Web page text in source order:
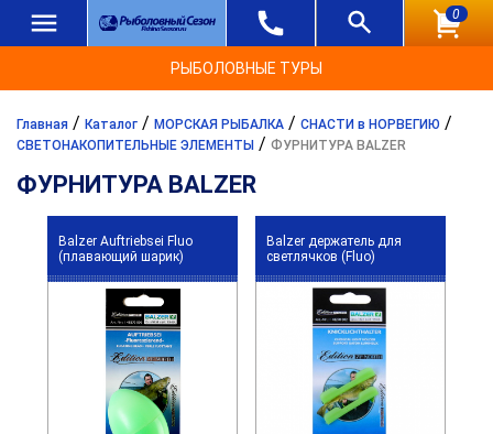
0
РЫБОЛОВНЫЕ ТУРЫ
Главная / Каталог / МОРСКАЯ РЫБАЛКА / СНАСТИ в НОРВЕГИЮ /
СВЕТОНАКОПИТЕЛЬНЫЕ ЭЛЕМЕНТЫ / ФУРНИТУРА BALZER
ФУРНИТУРА BALZER
Balzer Auftriebsei Fluo
(плавающий шарик)
Balzer держатель для
светлячков (Fluo)